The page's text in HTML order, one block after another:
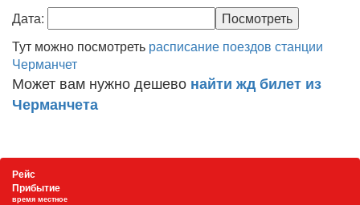
Дата:
Тут можно посмотреть расписание поездов станции
Черманчет
Может вам нужно дешево найти жд билет из
Черманчета
Рейс
Прибытие
время местное